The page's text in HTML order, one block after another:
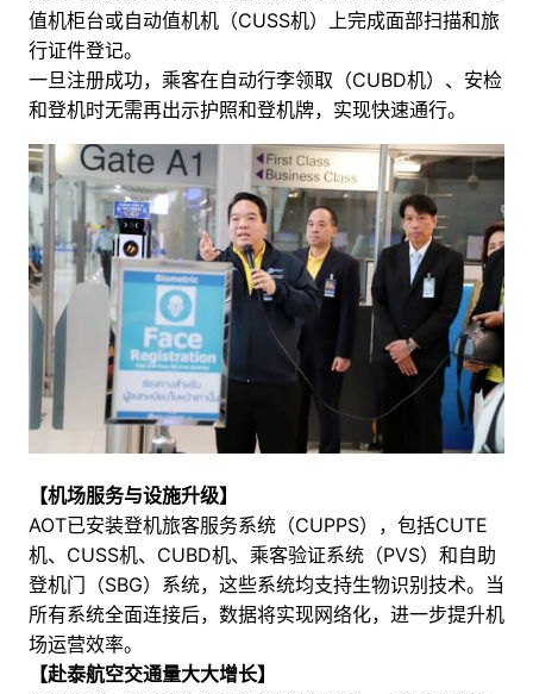
值机柜台或自动值机机（CUSS机）上完成面部扫描和旅
行证件登记。
一旦注册成功，乘客在自动行李领取（CUBD机）、安检
和登机时无需再出示护照和登机牌，实现快速通行。
【机场服务与设施升级】
AOT已安装登机旅客服务系统（CUPPS），包括CUTE
机、CUSS机、CUBD机、乘客验证系统（PVS）和自助
登机门（SBG）系统，这些系统均支持生物识别技术。当
所有系统全面连接后，数据将实现网络化，进一步提升机
场运营效率。
【赴泰航空交通量大大增长】